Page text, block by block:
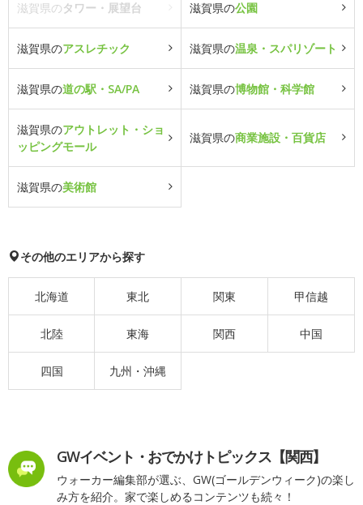
滋賀県のタワー・展望台 滋賀県の公園
滋賀県のアスレチック 滋賀県の温泉・スパリゾート
滋賀県の道の駅・SA/PA 滋賀県の博物館・科学館
滋賀県のアウトレット・ショ
ッピングモール
滋賀県の商業施設・百貨店
滋賀県の美術館
その他のエリアから探す
北海道 東北 関東 甲信越
北陸 東海 関西 中国
四国 九州・沖縄
GWイベント・おでかけトピックス【関西】
ウォーカー編集部が選ぶ、GW(ゴールデンウィーク)の楽し
み方を紹介。家で楽しめるコンテンツも続々！